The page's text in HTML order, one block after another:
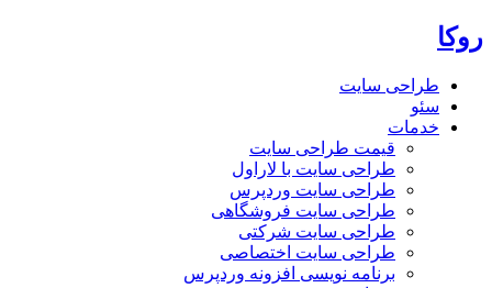
روکا
طراحی سایت
سئو
خدمات
قیمت طراحی سایت
طراحی سایت با لاراول
طراحی سایت وردپرس
طراحی سایت فروشگاهی
طراحی سایت شرکتی
طراحی سایت اختصاصی
برنامه نویسی افزونه وردپرس